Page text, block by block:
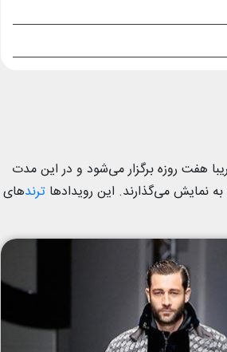
هفت روزه برگزار می‌شود و در این مدت
نمایش می‌گذارند. این رویدادها ترندهای